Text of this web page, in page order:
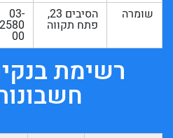
שומרה הסיבים 23,
פתח תקווה
03-
00
רשימת